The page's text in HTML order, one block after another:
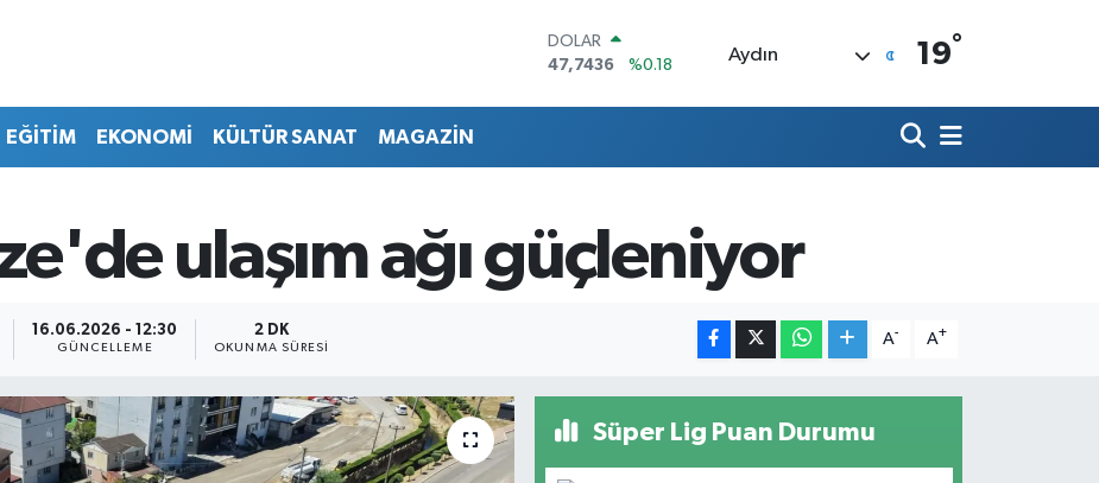
DOLAR
47,7436
%0.18
BİST100
13.779
%-14
BITCOIN
Aydın 19°
EĞİTİM EKONOMİ KÜLTÜR SANAT MAGAZİN
ulaşım ağı güçleniyor
16.06.2026 - 12:30
GÜNCELLEME
2 DK
OKUNMA SÜRESI
A- A+
Süper Lig Puan Durumu